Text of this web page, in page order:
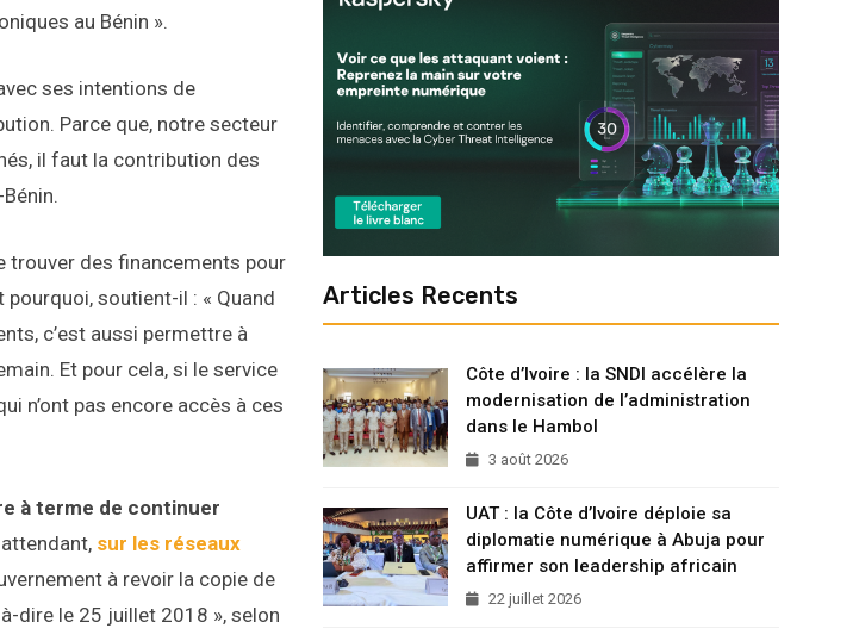
au Bénin ».
ses intentions de
Parce que, notre secteur
il faut la contribution des
trouver des financements pour
soutient-il : « Quand
c’est aussi permettre à
Et pour cela, si le service
n’ont pas encore accès à ces
à terme de continuer
sur les réseaux
à revoir la copie de
dire le 25 juillet 2018 », selon
Articles Recents
Côte d’Ivoire : la SNDI accélère la
modernisation de l’administration
dans le Hambol
3 août 2026
UAT : la Côte d’Ivoire déploie sa
diplomatie numérique à Abuja pour
affirmer son leadership africain
22 juillet 2026